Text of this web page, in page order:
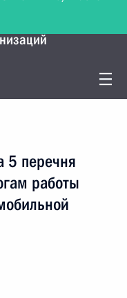
с
5 перечня
работы